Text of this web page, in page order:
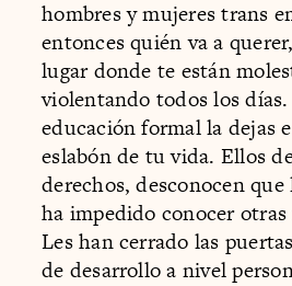
hombres y mujeres trans
entonces quién va a
lugar donde te están
violentando todos los
educación formal la dejas
eslabón de tu vida. Ellos
derechos, desconocen que
ha impedido conocer
Les han cerrado las
de desarrollo a nivel